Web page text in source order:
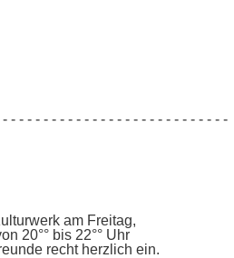
- - - - - - - - - - - - - - - - - - - - - - - - - - -
am Freitag,
20°° bis 22°° Uhr
recht herzlich ein.